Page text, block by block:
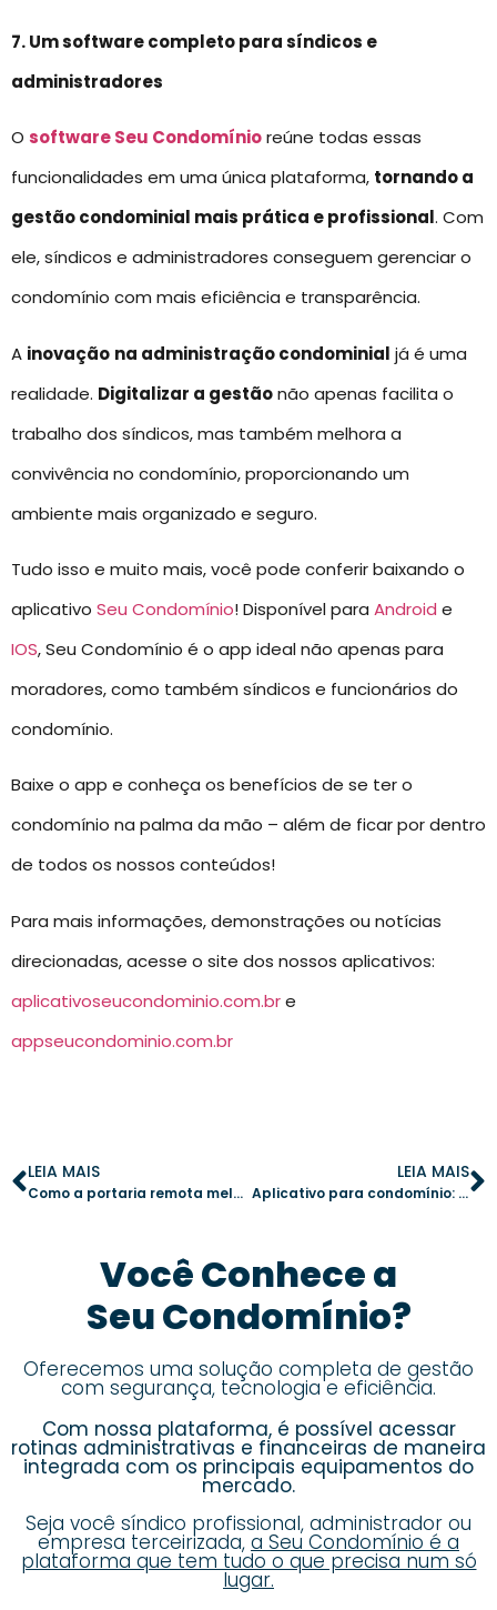
7. Um software completo para síndicos e
administradores
O software Seu Condomínioreúne todas essas
funcionalidades em uma única plataforma, tornando a
gestão condominial mais prática e profissional. Com
ele, síndicos e administradores conseguem gerenciar o
condomínio com mais eficiência e transparência.
A inovação na administração condominial já é uma
realidade. Digitalizar a gestãonão apenas facilita o
trabalho dos síndicos, mas também melhora a
convivência no condomínio, proporcionando um
ambiente mais organizado e seguro.
Tudo isso e muito mais, você pode conferir baixando o
aplicativo Seu Condomínio! Disponível para Android e
IOS, Seu Condomínio é o app ideal não apenas para
moradores, como também síndicos e funcionários do
condomínio.
Baixe o app e conheça os benefícios de se ter o
condomínio na palma da mão – além de ficar por dentro
de todos os nossos conteúdos!
Para mais informações, demonstrações ou notícias
direcionadas, acesse o site dos nossos aplicativos:
aplicativoseucondominio.com.bre
appseucondominio.com.br
LEIA MAIS
Como a portaria remota melhora a segurança no condomínio
LEIA MAIS
Aplicativo para condomínio: 8 vantagens para uma gestão financeira mais transparente
Você Conhece a
Seu Condomínio?
Oferecemos uma solução completa de gestão
com segurança, tecnologia e eficiência.
Com nossa plataforma, é possível acessar
rotinas administrativas e financeiras de maneira
integrada com os principais equipamentos do
mercado.
Seja você síndico profissional, administrador ou
empresa terceirizada, a Seu Condomínio é a
plataforma que tem tudo o que precisa num só
lugar.